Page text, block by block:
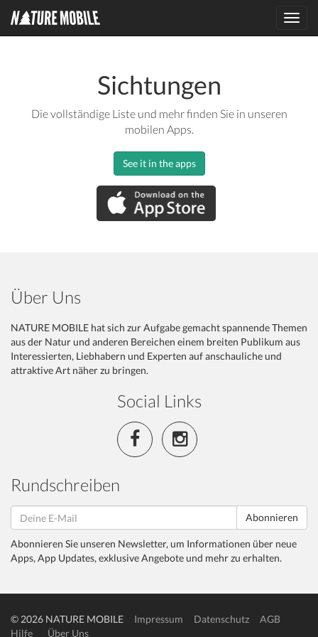
Sichtungen
Die vollständige Liste und mehr finden Sie in unseren
mobilen Apps.
See it in the apps
Über Uns
NATURE MOBILE hat sich zur Aufgabe gemacht spannende Themen
aus der Natur und anderen Bereichen einem breiten Publikum aus
Interessierten, Liebhabern und Experten auf anschauliche und
attraktive Art näher zu bringen.
Social Links
Rundschreiben
Abonnieren
Abonnieren Sie unseren Newsletter, um Informationen über neue
Apps, App Updates, exklusive Angebote und mehr zu erhalten.
© 2026 NATURE MOBILE Impressum Datenschutz
AGB
Hilfe
Über Uns